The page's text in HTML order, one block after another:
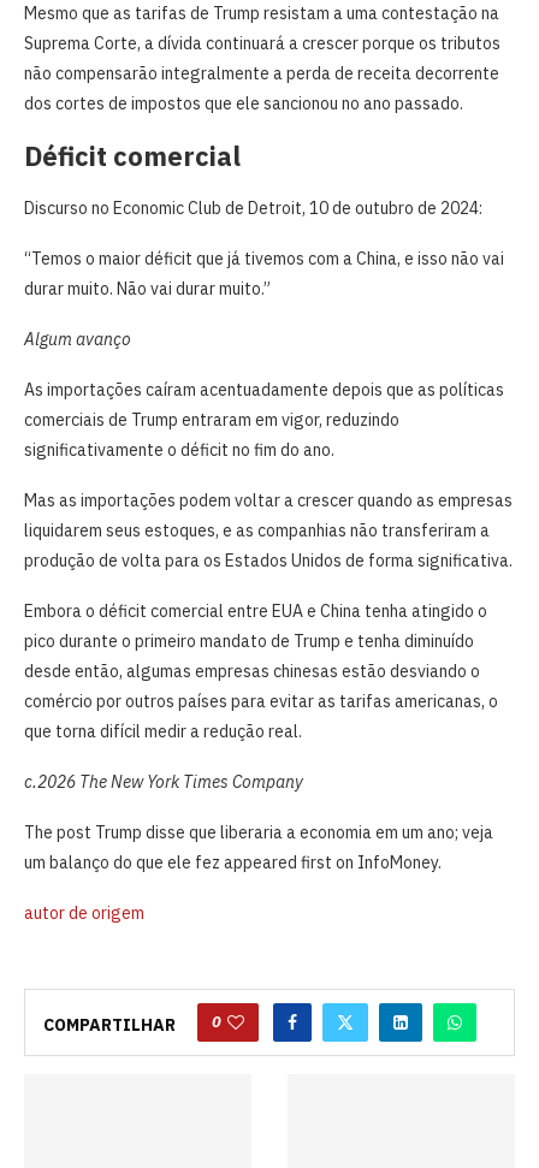
Mesmo que as tarifas de Trump resistam a uma contestação na
Suprema Corte, a dívida continuará a crescer porque os tributos
não compensarão integralmente a perda de receita decorrente
dos cortes de impostos que ele sancionou no ano passado.
Déficit comercial
Discurso no Economic Club de Detroit, 10 de outubro de 2024:
“Temos o maior déficit que já tivemos com a China, e isso não vai
durar muito. Não vai durar muito.”
Algum avanço
As importações caíram acentuadamente depois que as políticas
comerciais de Trump entraram em vigor, reduzindo
significativamente o déficit no fim do ano.
Mas as importações podem voltar a crescer quando as empresas
liquidarem seus estoques, e as companhias não transferiram a
produção de volta para os Estados Unidos de forma significativa.
Embora o déficit comercial entre EUA e China tenha atingido o
pico durante o primeiro mandato de Trump e tenha diminuído
desde então, algumas empresas chinesas estão desviando o
comércio por outros países para evitar as tarifas americanas, o
que torna difícil medir a redução real.
c.2026 The New York Times Company
The post Trump disse que liberaria a economia em um ano; veja
um balanço do que ele fez appeared first on InfoMoney.
autor de origem
COMPARTILHAR 0